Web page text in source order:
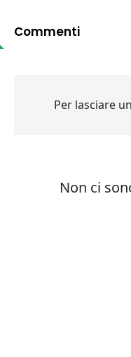
Commenti